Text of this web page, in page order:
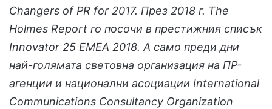
Changers of PR for 2017. През 2018 г. The
Holmes Report го посочи в престижния списък
Innovator 25 EMEA 2018. А само преди дни
най-голямата световна организация на ПР-
агенции и национални асоциации International
Communications Consultancy Organization